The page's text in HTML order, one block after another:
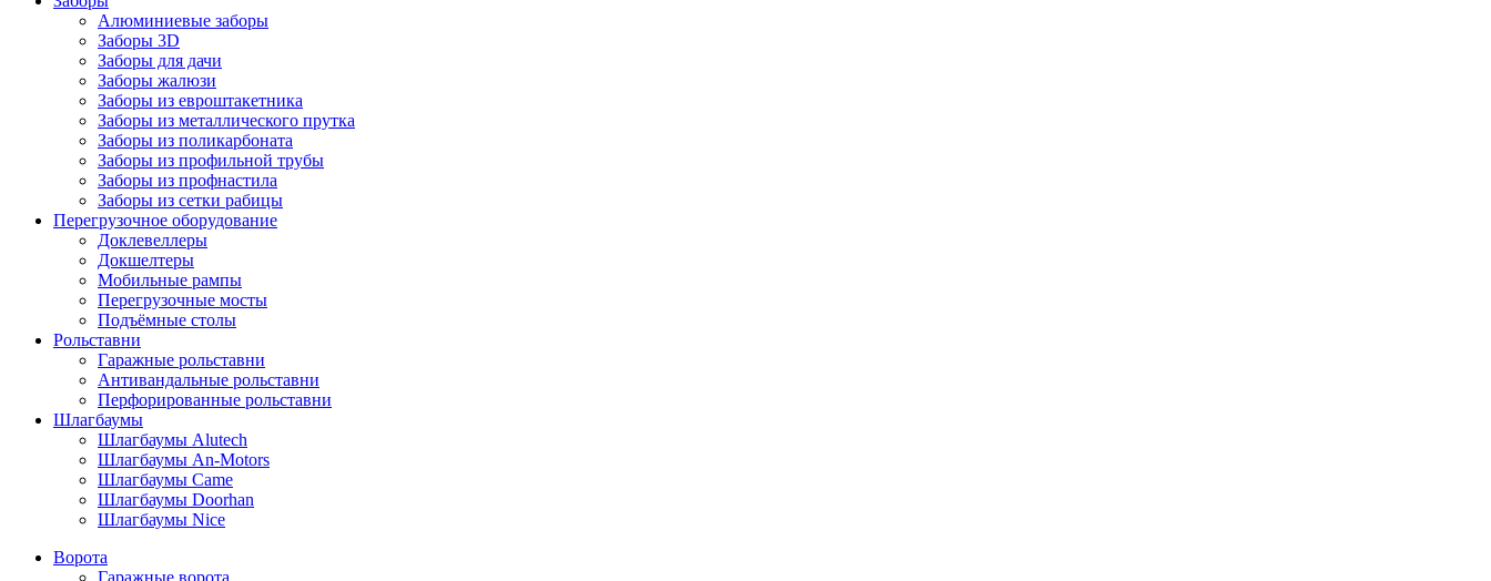
Алюминиевые заборы
Заборы 3D
Заборы для дачи
Заборы жалюзи
Заборы из евроштакетника
Заборы из металлического прутка
Заборы из поликарбоната
Заборы из профильной трубы
Заборы из профнастила
Заборы из сетки рабицы
Перегрузочное оборудование
Доклевеллеры
Докшелтеры
Мобильные рампы
Перегрузочные мосты
Подъёмные столы
Рольставни
Гаражные рольставни
Антивандальные рольставни
Перфорированные рольставни
Шлагбаумы
Шлагбаумы Alutech
Шлагбаумы An-Motors
Шлагбаумы Came
Шлагбаумы Doorhan
Шлагбаумы Nice
Ворота
Гаражные ворота